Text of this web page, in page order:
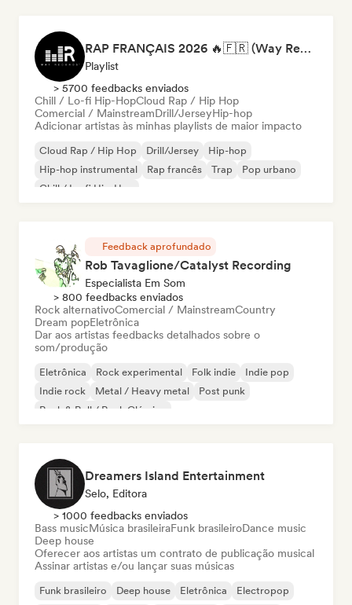
RAP FRANÇAIS 2026 🔥🇫🇷 (Way Records)
Playlist
> 5700 feedbacks enviados
Chill / Lo-fi Hip-HopCloud Rap / Hip Hop
Comercial / MainstreamDrill/JerseyHip-hop
Adicionar artistas às minhas playlists de maior impacto
Cloud Rap / Hip Hop Drill/Jersey
Hip-hop
Hip-hop instrumental
Rap francês Trap
Pop urbano
Chill / Lo-fi Hip-Hop
Feedback aprofundado
Rob Tavaglione/Catalyst Recording
Especialista Em Som
> 800 feedbacks enviados
Rock alternativoComercial / MainstreamCountry
Dream popEletrônica
Dar aos artistas feedbacks detalhados sobre o
som/produção
Eletrônica Rock experimental Folk indie
Indie pop
Indie rock
Metal / Heavy metal
Post punk
Rock & Roll / Rock Clássico
Dreamers Island Entertainment
Selo, Editora
> 1000 feedbacks enviados
Bass musicMúsica brasileiraFunk brasileiroDance music
Deep house
Oferecer aos artistas um contrato de publicação musical
Assinar artistas e/ou lançar suas músicas
Funk brasileiro Deep house Eletrônica
Electropop